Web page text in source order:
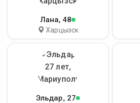
Лана, 48
Харцызск
Эльдар, 27